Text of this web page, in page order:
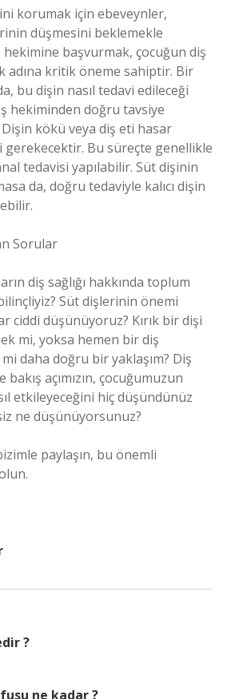
korumak için ebeveynler,
düşmesini beklemekle
hekimine başvurmak, çocuğun diş
adına kritik öneme sahiptir. Bir
bu dişin nasıl tedavi edileceği
hekiminden doğru tavsiye
Dişin kökü veya diş eti hasar
gerekecektir. Bu süreçte genellikle
tedavisi yapılabilir. Süt dişinin
da, doğru tedaviyle kalıcı dişin
Sorular
diş sağlığı hakkında toplum
Süt dişlerinin önemi
ciddi düşünüyoruz? Kırık bir dişi
mi, yoksa hemen bir diş
daha doğru bir yaklaşım? Diş
bakış açımızın, çocuğumuzun
etkileyeceğini hiç düşündünüz
ne düşünüyorsunuz?
paylaşın, bu önemli
?
ne kadar ?